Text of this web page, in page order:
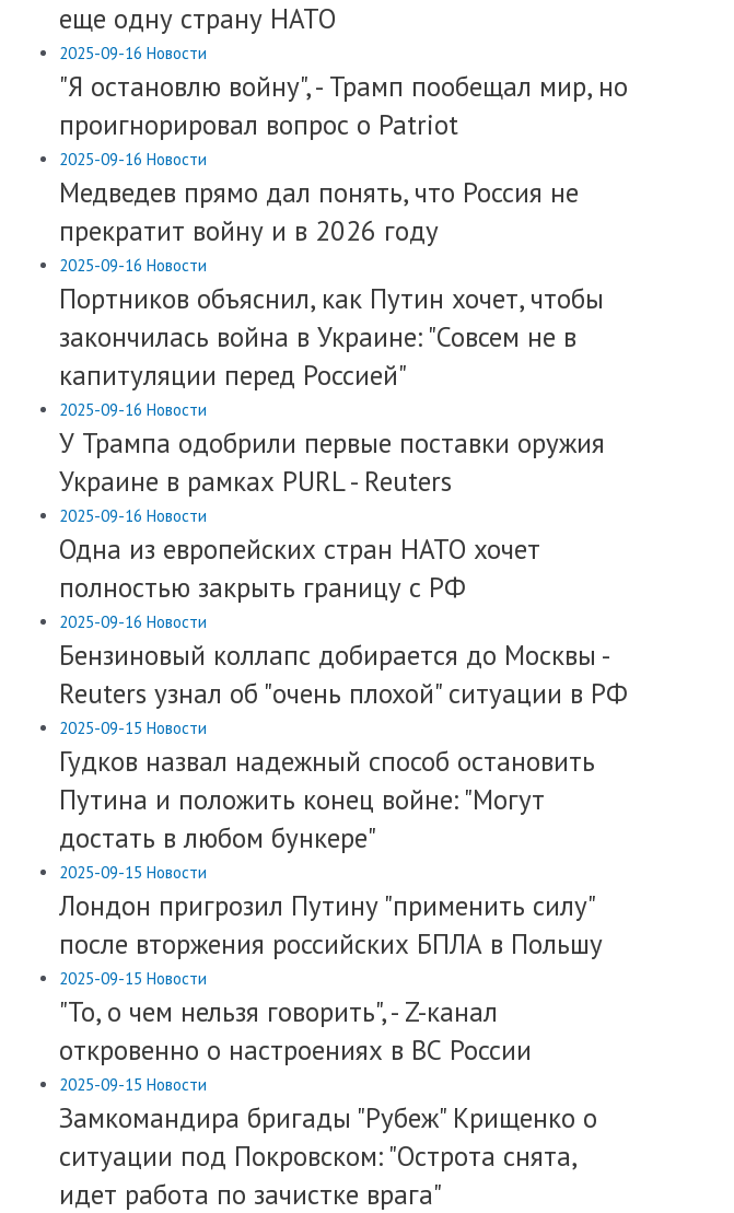
еще одну страну НАТО
2025-09-16 Новости
​"Я остановлю войну", - Трамп пообещал мир, но
проигнорировал вопрос о Patriot
2025-09-16 Новости
Медведев прямо дал понять, что Россия не
прекратит войну и в 2026 году
2025-09-16 Новости
Портников объяснил, как Путин хочет, чтобы
закончилась война в Украине: "Совсем не в
капитуляции перед Россией"
2025-09-16 Новости
У Трампа одобрили первые поставки оружия
Украине в рамках PURL - Reuters
2025-09-16 Новости
Одна из европейских стран НАТО хочет
полностью закрыть границу с РФ
2025-09-16 Новости
​Бензиновый коллапс добирается до Москвы -
Reuters узнал об "очень плохой" ситуации в РФ
2025-09-15 Новости
Гудков назвал надежный способ остановить
Путина и положить конец войне: "Могут
достать в любом бункере"
2025-09-15 Новости
Лондон пригрозил Путину "применить силу"
после вторжения российских БПЛА в Польшу
2025-09-15 Новости
"То, о чем нельзя говорить", - Z-канал
откровенно о настроениях в ВС России
2025-09-15 Новости
Замкомандира бригады "Рубеж" Крищенко​ о
ситуации под Покровском: "Острота снята,
идет работа по зачистке врага"